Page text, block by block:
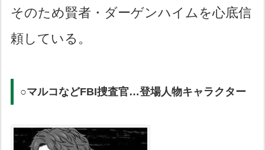
そのため賢者・ダーゲンハイムを心底信
頼している。
○マルコなどFBI捜査官…登場人物キャラクター